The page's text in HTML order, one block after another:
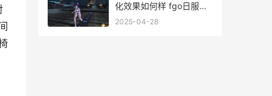
化效果如何样 fgo日服出
云阿国技能强化效果说明
2025-04-28